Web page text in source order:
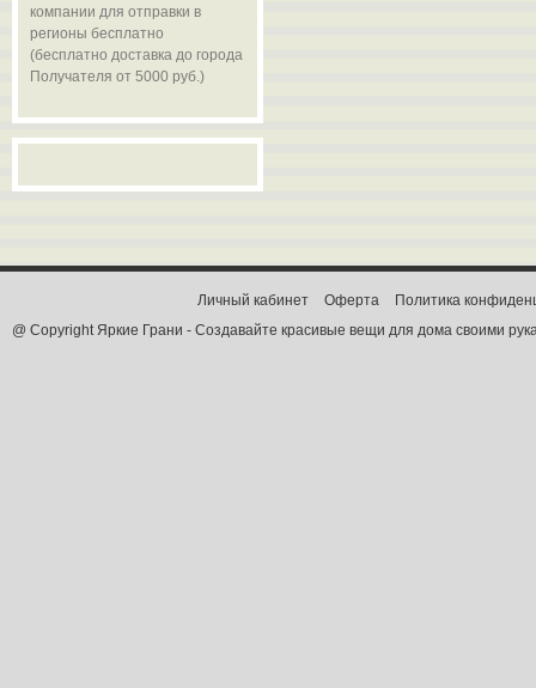
компании для отправки в
регионы бесплатно
(бесплатно доставка до города
Получателя от 5000 руб.)
@ Copyright Яркие Грани - Создавайте красивые вещи для дома своими
Личный кабинет Оферта Политика